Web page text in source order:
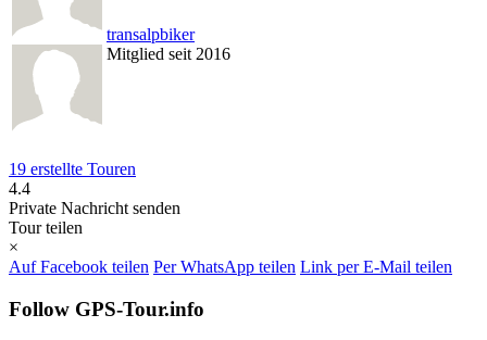
transalpbiker
Mitglied seit 2016
19 erstellte Touren
4.4
Private Nachricht senden
Tour teilen
×
Auf Facebook teilen Per WhatsApp teilen Link per E-Mail teilen
Follow GPS-Tour.info